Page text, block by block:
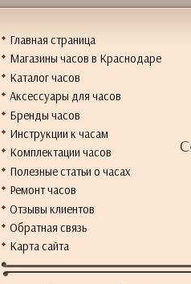
Главная страница
Магазины часов в Краснодаре
Каталог часов
Аксессуары для часов
Бренды часов
Инструкции к часам
Комплектации часов
Полезные статьи о часах
Ремонт часов
Отзывы клиентов
Обратная связь
Карта сайта